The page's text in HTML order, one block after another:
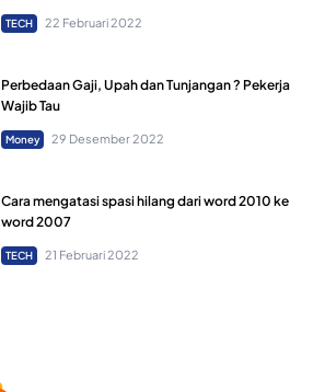
TECH 22 Februari 2022
Perbedaan Gaji, Upah dan Tunjangan ? Pekerja
Wajib Tau
Money 29 Desember 2022
Cara mengatasi spasi hilang dari word 2010 ke
word 2007
TECH 21 Februari 2022